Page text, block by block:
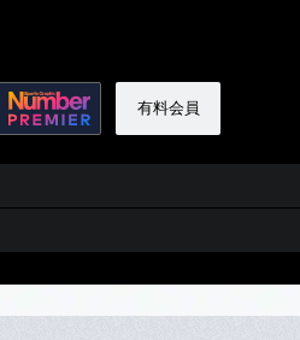
有料会員